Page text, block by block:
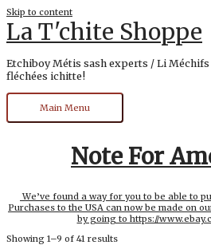
Skip to content
La T'chite Shoppe
Etchiboy Métis sash experts / Li
fléchées ichitte!
Main Menu
Note For
We’ve found a way for you to be able to
Purchases to the USA can now be made on
by going to https://
Showing 1–9 of 41 results